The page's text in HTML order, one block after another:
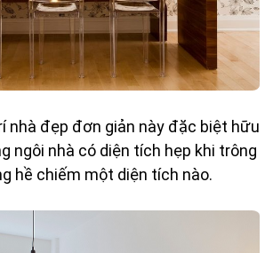
nhà đẹp đơn giản này đặc biệt hữu
ngôi nhà có diện tích hẹp khi trông
hề chiếm một diện tích nào.